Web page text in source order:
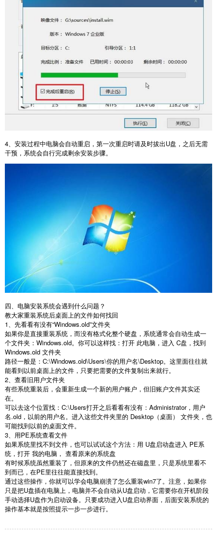
4、安装过程中电脑会自动重启，第一次重启时请及时拔出U盘，之后无需
干预，系统会自行完成剩余安装步骤。
四、电脑安装系统会遇到什么问题？
教大家重装系统后桌面上的文件如何找回
1、先看看有没有“Windows.old”文件夹
如果你是直接重装系统，而没有格式化整个硬盘，系统通常会自动生成一
个文件夹： Windows.old。你可以这样找：打开 此电脑，进入 C盘，找到
Windows.old 文件夹
路径一般是： C:\Windows.old\Users\你的用户名\Desktop。这里面往往就
能看到以前桌面上的文件，只要把需要的文件复制出来就行。
2、查看旧用户文件夹
有些系统重装后，会重新生成一个新的用户账户，但旧账户文件其实还
在。
可以去这个位置找： C:\Users打开之后看看有没有： Administrator，用户
名.old ，以前的用户名。进入这些文件夹里的 Desktop （桌面） 文件夹，也
可能找到以前的桌面文件。
3、用PE系统查看文件
如果系统里找不到文件，也可以试试这个方法：用 U盘启动盘进入 PE系
统，打开 我的电脑， 查看原来的系统盘
有时候系统虽然重装了，但原来的文件仍然还在磁盘里，只是系统里看不
到而已，在PE里往往能直接找到。
通过这些操作，你就可以学会电脑崩溃了怎么重装win7了。注意，如果你
只是把U盘插在电脑上，电脑并不会自动从U盘启动，它需要你在开机阶段
手动选择U盘作为启动设备。只要成功进入U盘启动界面，后面安装系统的
操作基本就是按照提示一步一步进行。